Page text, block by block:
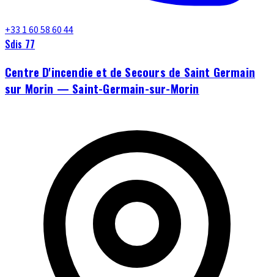
+33 1 60 58 60 44
Sdis 77
Centre D'incendie et de Secours de Saint Germain
sur Morin — Saint-Germain-sur-Morin